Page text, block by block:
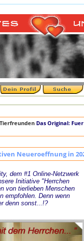
Das Original:
Neueroeffnung in
dem #1 Online-Netzwerk
Initiative "Herrchen
von tierlieben Menschen
empfohlen. Denn wenn
denn sonst...!?